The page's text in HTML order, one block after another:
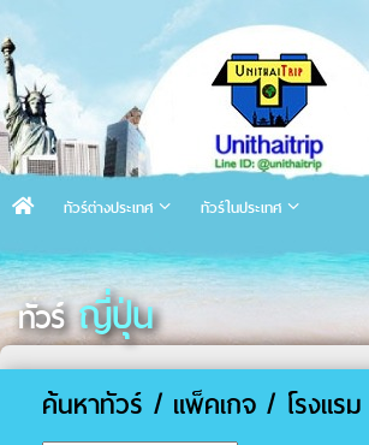
ทัวร์ต่างประเทศ ทัวร์ในประเทศ
ทัวร์ ญี่ปุ่น
ค้นหาทัวร์ / แพ็คเกจ / โรงแร